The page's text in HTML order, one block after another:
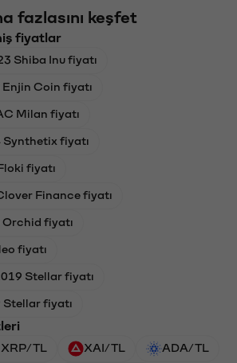
fazlasını keşfet
fiyatlar
Shiba Inu fiyatı
Coin fiyatı
Milan fiyatı
Synthetix fiyatı
fiyatı
Finance fiyatı
fiyatı
fiyatı
Stellar fiyatı
Stellar fiyatı
XRP/TL XAI/TL ADA/TL